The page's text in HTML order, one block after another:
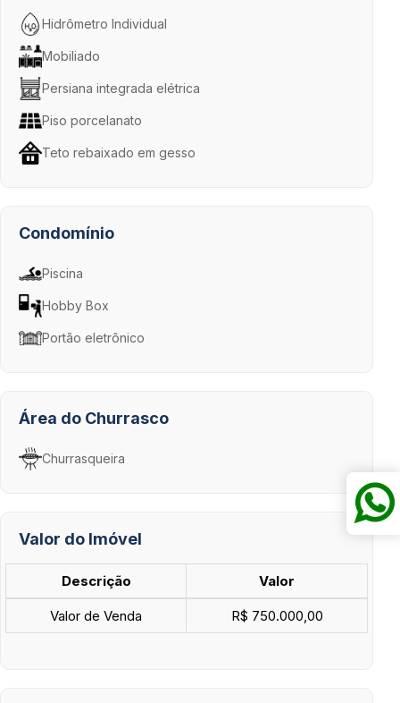
Hidrômetro Individual
Mobiliado
Persiana integrada elétrica
Piso porcelanato
Teto rebaixado em gesso
Condomínio
Piscina
Hobby Box
Portão eletrônico
Área do Churrasco
Churrasqueira
Valor do Imóvel
Descrição Valor
Valor de Venda R$ 750.000,00